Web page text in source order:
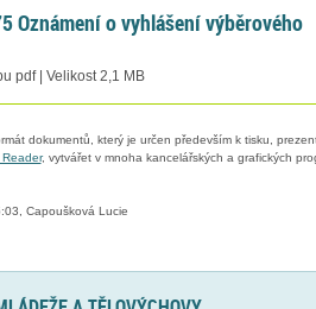
Oznámení o vyhlášení výběrového
pdf | Velikost 2,1 MB
dokumentů, který je určen především k tisku,
, vytvářet v mnoha kancelářských a grafických
Capoušková Lucie